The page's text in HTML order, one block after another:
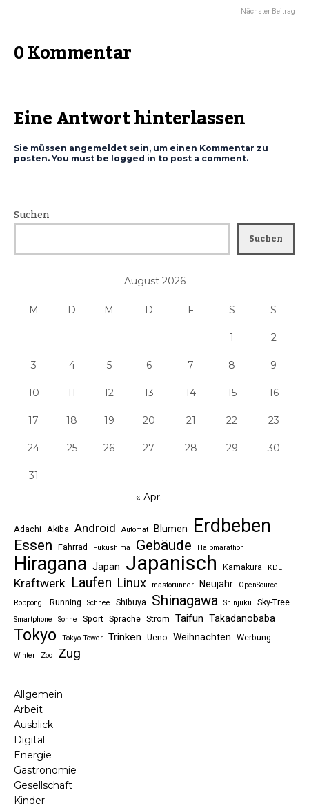
Nächster Beitrag
0 Kommentar
Eine Antwort hinterlassen
Sie müssen angemeldet sein, um einen Kommentar zu
posten. You must be logged in to post a comment.
Suchen
Suchen
August 2026
M D M D F S S
1 2
3 4 5 6 7 8 9
10 11 12 13 14 15 16
17 18 19 20 21 22 23
24 25 26 27 28 29 30
31
« Apr.
Adachi Akiba Android Automat Blumen Erdbeben
Essen Fahrrad Fukushima Gebäude Halbmarathon
Hiragana Japan Japanisch Kamakura KDE
Kraftwerk Laufen Linux mastorunner Neujahr
OpenSource
Roppongi
Running Schnee Shibuya Shinagawa Shinjuku Sky-Tree
Smartphone Sonne Sport Sprache Strom Taifun Takadanobaba
Tokyo Tokyo-Tower Trinken Ueno Weihnachten Werbung
Winter Zoo Zug
Allgemein
Arbeit
Ausblick
Digital
Energie
Gastronomie
Gesellschaft
Kinder